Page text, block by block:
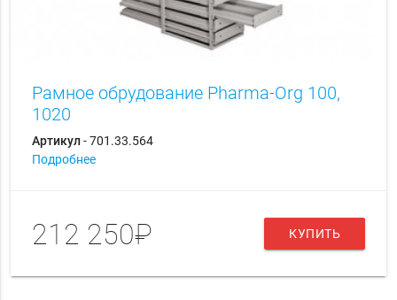
Рамное обрудование Pharma-Org 100,
1020
Артикул- 701.33.564
Подробнее
212 250₽ КУПИТЬ